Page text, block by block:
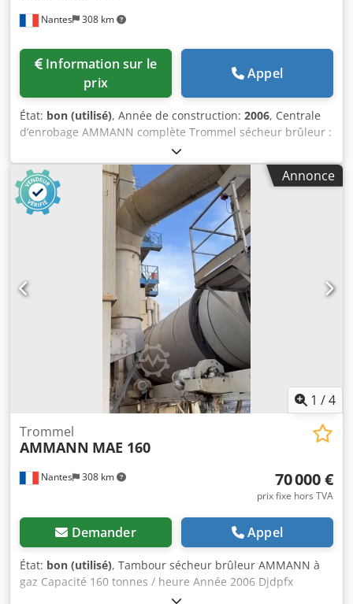
Nantes 308 km
prix
Appel
État: bon (utilisé), Année de construction: 2006, Centrale
d’enrobage AMMANN complète Trommel sécheur brûleur :
2006 Filtre : 2014 Automatisme ERMIIS : 2013 Capacité :
160 tonnes / heure Machine en cours de démontage
Dkodpfx Ahsxqpvtskjr
Annonce
1 /4
Nantes 308 km
Trommel
AMMANN MAE 160
70 000 €
prix fixe hors TVA
Demander Appel
État: bon (utilisé), Tambour sécheur brûleur AMMANN à
gaz Capacité 160 tonnes / heure Année 2006 Djdpfx